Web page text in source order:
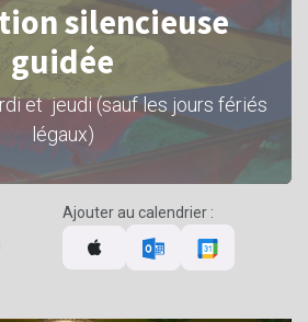
silencieuse
guidée
et jeudi (sauf les jours fériés
légaux)
Ajouter au calendrier :